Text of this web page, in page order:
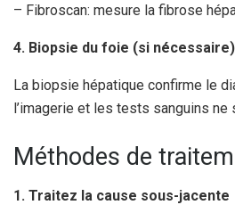
– Fibroscan: mesure la fibrose
4. Biopsie du foie (si nécessaire)
La biopsie hépatique confirme le
l’imagerie et les tests sanguins ne
Méthodes de
1. Traitez la cause sous-jacente